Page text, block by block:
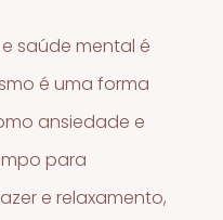
saúde mental é
é uma forma
ansiedade e
para
e relaxamento,